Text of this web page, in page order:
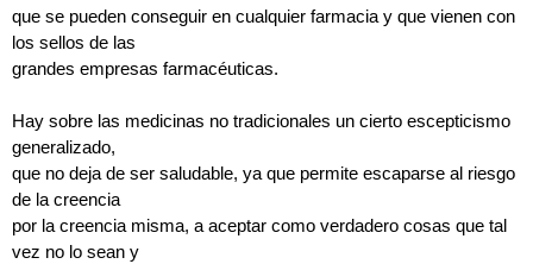
que se pueden conseguir en cualquier farmacia y que vienen con
los sellos de las
grandes empresas farmacéuticas.
Hay sobre las medicinas no tradicionales un cierto escepticismo
generalizado,
que no deja de ser saludable, ya que permite escaparse al riesgo
de la creencia
por la creencia misma, a aceptar como verdadero cosas que tal
vez no lo sean y